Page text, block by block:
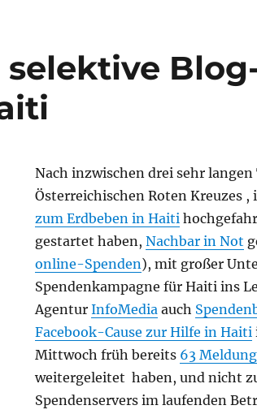
selektive
Nach inzwischen drei sehr
Österreichischen Roten Kreuzes ,
zum Erdbeben in Haiti
gestartet haben, Nachbar in Not
online-Spenden), mit großer
Spendenkampagne für Haiti ins
Agentur InfoMediaauch
Facebook-Cause zur Hilfe in Haiti
Mittwoch früh bereits 63
weitergeleitet haben, und nicht
Spendenservers im laufenden